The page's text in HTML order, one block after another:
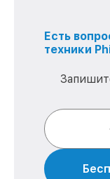
Есть
техники